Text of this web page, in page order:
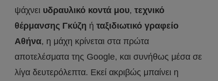
ψάχνει υδραυλικό κοντά μου, τεχνικό
θέρμανσης Γκύζη ή ταξιδιωτικό γραφείο
Αθήνα, η μάχη κρίνεται στα πρώτα
αποτελέσματα της Google, και συνήθως μέσα σε
λίγα δευτερόλεπτα. Εκεί ακριβώς μπαίνει η